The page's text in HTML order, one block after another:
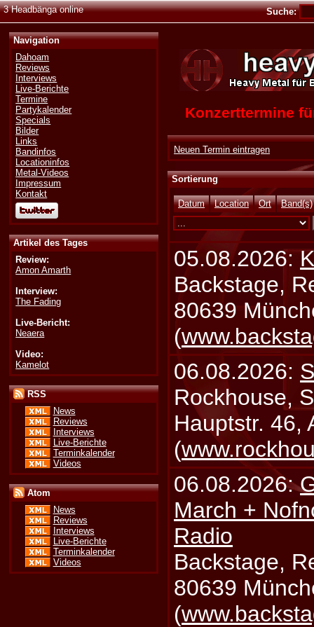
3 Headbänga online Suche:
Navigation
Dahoam
Reviews
Interviews
Live-Berichte
Termine
Partykalender
Specials
Bilder
Links
Bandinfos
Locationinfos
Metal-Videos
Impressum
Kontakt
Artikel des Tages
Review:
Amon Amarth
Interview:
The Fading
Live-Bericht:
Neaera
Video:
Kamelot
RSS
News
Reviews
Interviews
Live-Berichte
Terminkalender
Videos
Atom
News
Reviews
Interviews
Live-Berichte
Terminkalender
Videos
Konzerttermine
Neuen Termin eintragen
Sortierung
Datum Location Ort Band(s)
05.08.2026:
Backstage,
80639
(
06.08.2026:
Rockhouse,
Hauptstr. 46,
(
06.08.2026:
March +
Radio
Backstage,
80639
(